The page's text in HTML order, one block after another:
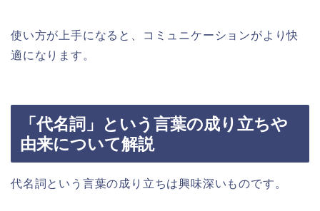
使い方が上手になると、コミュニケーションがより快
適になります。
「代名詞」という言葉の成り立ちや
由来について解説
代名詞という言葉の成り立ちは興味深いものです。